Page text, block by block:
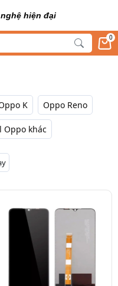
hiện đại
0
K Oppo Reno
Oppo khác